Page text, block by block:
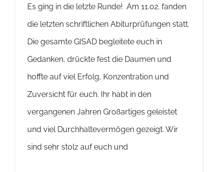
Es ging in die letzte Runde! Am 11.02. fanden
die letzten schriftlichen Abiturprüfungen statt.
Die gesamte GISAD begleitete euch in
Gedanken, drückte fest die Daumen und
hoffte auf viel Erfolg, Konzentration und
Zuversicht für euch. Ihr habt in den
vergangenen Jahren Großartiges geleistet
und viel Durchhaltevermögen gezeigt. Wir
sind sehr stolz auf euch und